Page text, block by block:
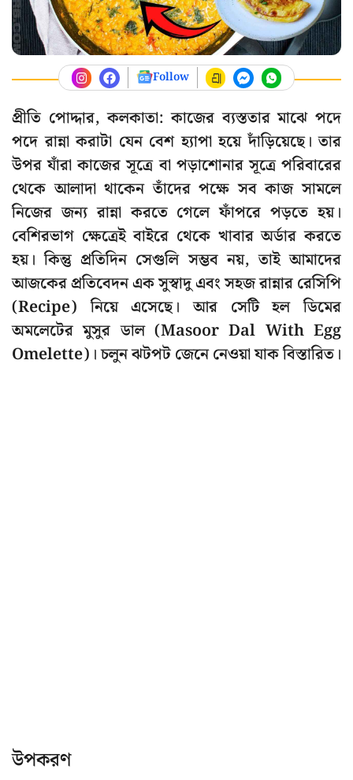
Follow
প্রীতি পোদ্দার, কলকাতা: কাজের ব্যস্ততার মাঝে পদে
পদে রান্না করাটা যেন বেশ হ্যাপা হয়ে দাঁড়িয়েছে। তার
উপর যাঁরা কাজের সূত্রে বা পড়াশোনার সূত্রে পরিবারের
থেকে আলাদা থাকেন তাঁদের পক্ষে সব কাজ সামলে
নিজের জন্য রান্না করতে গেলে ফাঁপরে পড়তে হয়।
বেশিরভাগ ক্ষেত্রেই বাইরে থেকে খাবার অর্ডার করতে
হয়। কিন্তু প্রতিদিন সেগুলি সম্ভব নয়, তাই আমাদের
আজকের প্রতিবেদন এক সুস্বাদু এবং সহজ রান্নার রেসিপি
(Recipe) নিয়ে এসেছে। আর সেটি হল ডিমের
অমলেটের মুসুর ডাল (Masoor Dal With Egg
Omelette)। চলুন ঝটপট জেনে নেওয়া যাক বিস্তারিত।
উপকরণ